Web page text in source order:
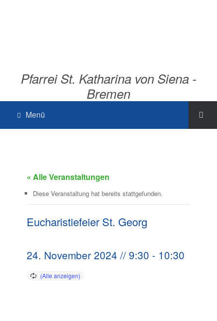
Pfarrei St. Katharina von Siena -
Bremen
Menü
« Alle Veranstaltungen
Diese Veranstaltung hat bereits stattgefunden.
Eucharistiefeier St. Georg
24. November 2024 // 9:30 - 10:30